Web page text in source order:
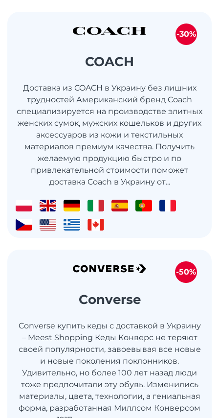
COACH
Доставка из COACH в Украину без лишних
трудностей Американский бренд Coach
специализируется на производстве элитных
женских сумок, мужских кошельков и других
аксессуаров из кожи и текстильных
материалов премиум качества. Получить
желаемую продукцию быстро и по
привлекательной стоимости поможет
доставка Coach в Украину от...
-30%
Converse
Converse купить кеды с доставкой в ​​Украину
– Meest Shopping Кеды Конверс не теряют
своей популярности, завоевывая все новые
и новые поколения поклонников.
Удивительно, но более 100 лет назад люди
тоже предпочитали эту обувь. Изменились
материалы, цвета, технологии, а гениальная
форма, разработанная Миллсом Конверсом
-50%